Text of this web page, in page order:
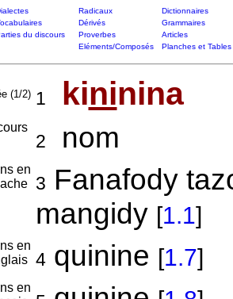
Radicaux
Dictionnaires
Dérivés
Grammaires
du discours Proverbes
Articles
Eléments/Composés Planches et Tables
(1/2) 1 kininina
2 nom
en
3 Fanafody
mangidy [1.1]
en
4quinine [1.7]
en